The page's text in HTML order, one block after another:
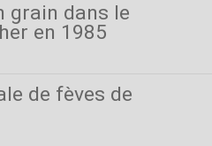
grain dans le
en 1985
de fèves de